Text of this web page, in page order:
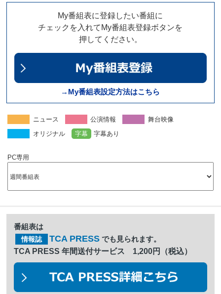
My番組表に登録したい番組に
チェックを入れてMy番組表登録ボタンを
押してください。
→My番組表設定方法はこちら
ニュース 公演情報
舞台映像
オリジナル
字幕 字幕あり
PC専用
番組表は
情報誌 TCA PRESS でも見られます。
TCA PRESS 年間送付サービス 1,200円（税込）